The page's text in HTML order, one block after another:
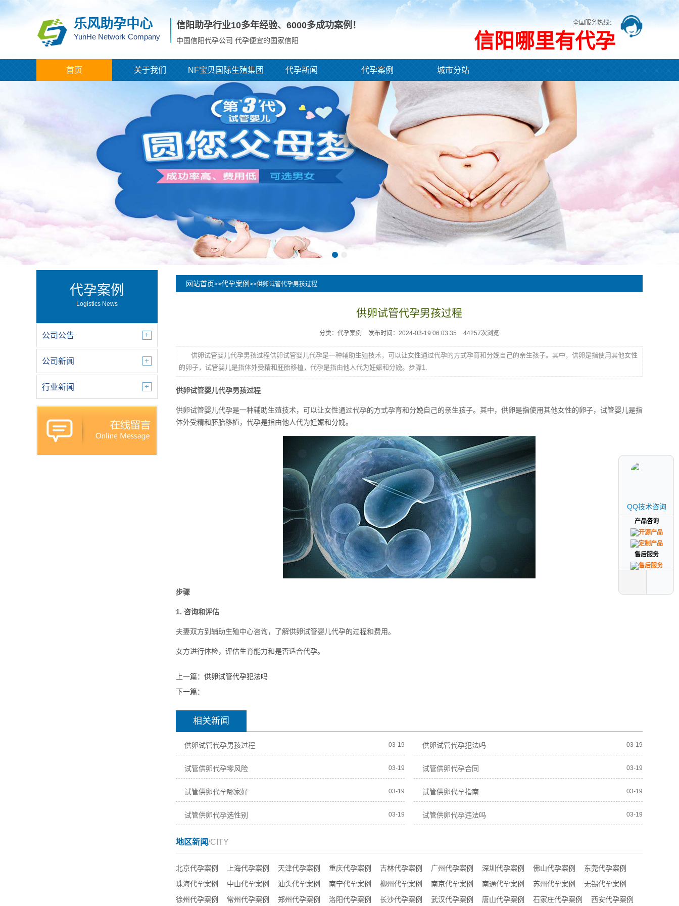
乐风助孕中心
YunHe Network Company
信阳助孕行业10多年经验、 6000多成功案例！
中国信阳代孕公司 代孕便宜的国家信阳
全国服务热线：
信阳哪里有代孕
首页 关于我们 NF宝贝国际生殖集团 代孕新闻 代孕案例 城市分站
代孕案例
Logistics News
公司公告
公司新闻
行业新闻
网站首页>>代孕案例 >>供卵试管代孕男孩过程
供卵试管代孕男孩过程
分类：代孕案例 发布时间：2024-03-19 06:03:35 44257次浏览
供卵试管婴儿代孕男孩过程供卵试管婴儿代孕是一种辅助生殖技术，可以让女性通过代孕的方式孕育和分娩自己的亲生孩子。其中，供卵是指使用其他女性
的卵子，试管婴儿是指体外受精和胚胎移植，代孕是指由他人代为妊娠和分娩。步骤1.
供卵试管婴儿代孕男孩过程
供卵试管婴儿代孕是一种辅助生殖技术，可以让女性通过代孕的方式孕育和分娩自己的亲生孩子。其中，供卵是指使用其他女性的卵子，试管婴儿是指
体外受精和胚胎移植，代孕是指由他人代为妊娠和分娩。
步骤
1. 咨询和评估
夫妻双方到辅助生殖中心咨询，了解供卵试管婴儿代孕的过程和费用。
女方进行体检，评估生育能力和是否适合代孕。
上一篇： 供卵试管代孕犯法吗
下一篇：
相关新闻
供卵试管代孕男孩过程 03-19 供卵试管代孕犯法吗 03-19
试管供卵代孕零风险 03-19 试管供卵代孕合同 03-19
试管供卵代孕哪家好 03-19 试管供卵代孕指南 03-19
试管供卵代孕选性别 03-19 试管供卵代孕违法吗 03-19
地区新闻/CITY
北京代孕案例 上海代孕案例 天津代孕案例 重庆代孕案例 吉林代孕案例 广州代孕案例 深圳代孕案例 佛山代孕案例
东莞代孕案例
珠海代孕案例
中山代孕案例 汕头代孕案例 南宁代孕案例 柳州代孕案例 南京代孕案例 南通代孕案例 苏州代孕案例
无锡代孕案例
徐州代孕案例
常州代孕案例 郑州代孕案例 洛阳代孕案例 长沙代孕案例 武汉代孕案例 唐山代孕案例 石家庄代孕案例 西安代孕案例
QQ技术咨询
产品咨询
售后服务
QQ技术咨询
产品咨询
售后服务